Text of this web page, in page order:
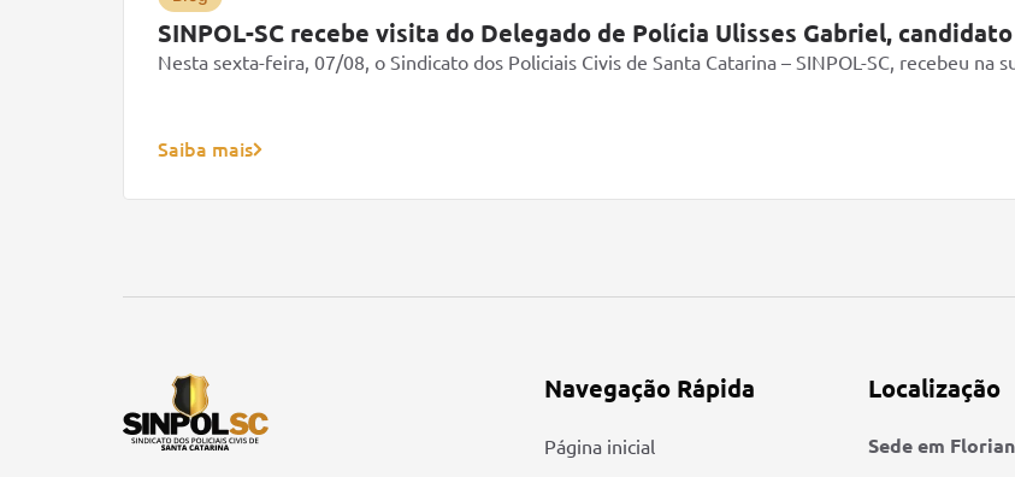
SINPOL-SC recebe visita do Delegado de Polícia Ulisses Gabriel,
Nesta sexta-feira, 07/08, o Sindicato dos Policiais Civis de Santa Catarina – SINPOL-SC, recebeu na
Saiba mais
Navegação Rápida
Página inicial
Localização
Sede em